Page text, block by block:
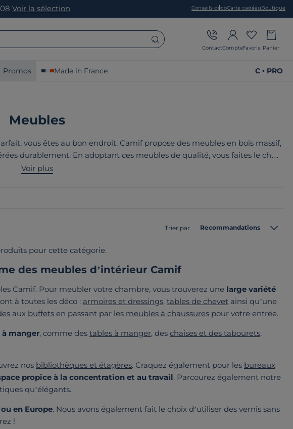
Voir la sélection Conseils décoCarte cadeauBoutique
ContactCompteFavoris Panier
Promos Made in France C • PRO
Meubles
vous êtes au bon endroit. Camif propose des meubles en bois massif,
durablement. En adoptant ces meubles de qualité, vous faites le choix
l'économie locale. C'est chouette de changer le monde de l'intérieur !
Voir plus
Trier par Recommandations
pour cette catégorie.
des meubles d’intérieur Camif
Camif. Pour meubler votre chambre, vous trouverez une large variété
à toutes les déco : armoires et dressings, tables de chevet ainsi qu’une
aux buffets en passant par les meubles à chaussures pour votre entrée.
à manger, comme des tables à manger, des chaises et des tabourets,
nos bibliothèques et étagères. Craquez également pour les bureaux
propice à la concentration et au travail. Parcourez également notre
qu’élégants.
en Europe. Nous avons également fait le choix d’utiliser des vernis sans
!